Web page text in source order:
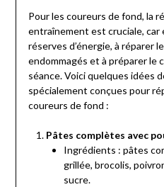
Pour les coureurs de fond, la
entraînement est cruciale, car
réserves d’énergie, à réparer
endommagés et à préparer le
séance. Voici quelques idées
spécialement conçues pour
coureurs de fond :
Pâtes complètes avec
Ingrédients : pâtes
grillée, brocolis,
sucre.